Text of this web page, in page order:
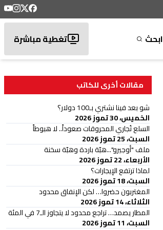
ابحث تغطية مباشرة
مقالات أخرى للكاتب
شو بعد فينا نشتري بـ100 دولار؟
الخميس، 30 تموز 2026
السلع تُجاري المحروقات صعوداً.. لا هبوطاً
السبت، 25 تموز 2026
ملف "أوجيرو"...هبّة باردة وهبّة سخنة
الأربعاء، 22 تموز 2026
لماذا ترتفع الإيجارات؟
السبت، 18 تموز 2026
المغتربون حضروا… لكن الإنفاق محدود
الثلاثاء، 14 تموز 2026
المطار يصمد… تراجع محدود لا يتجاوز الـ7 في المئة
السبت، 11 تموز 2026